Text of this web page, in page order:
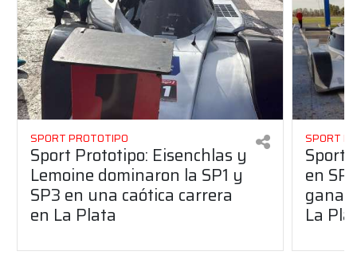
SPORT PROTOTIPO
Sport Prototipo: Eisenchlas y
Lemoine dominaron la SP1 y
SP3 en una caótica carrera
en La Plata
SPORT
Sport
en
La